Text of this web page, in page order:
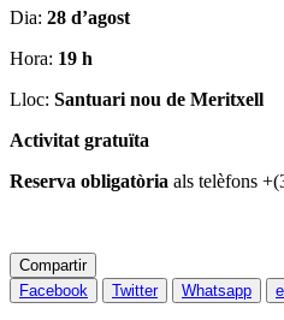
Dia: 28 d’agost
Hora: 19 h
Lloc: Santuari nou de Meritxell
Activitat gratuïta
Reserva obligatòria als telèfons
Compartir
Facebook
Twitter Whatsapp